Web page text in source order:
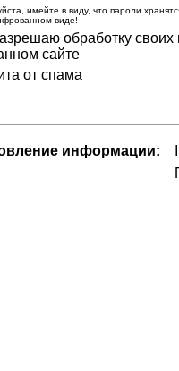
имейте в виду, что пароли
виде!
обработку
сайте
от спама
информации: